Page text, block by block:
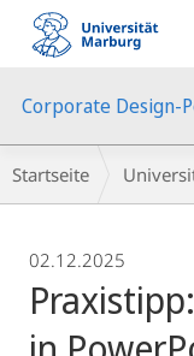
Mobile-
Navigation
Corporate Design-
Breadcrumb-
Navigation
Startseite
02.12.2025